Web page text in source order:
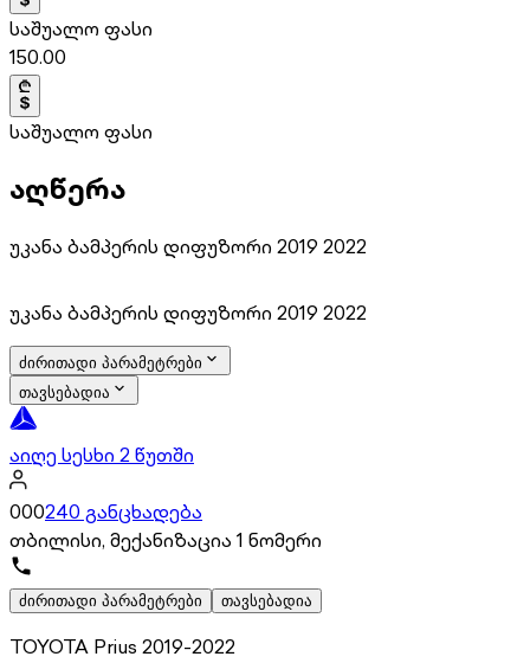
საშუალო ფასი
150.00
საშუალო ფასი
აღწერა
უკანა ბამპერის დიფუზორი 2019 2022
უკანა ბამპერის დიფუზორი 2019 2022
ძირითადი პარამეტრები
თავსებადია
აიღე სესხი 2 წუთში
000240 განცხადება
თბილისი, მექანიზაცია 1 ნომერი
ძირითადი პარამეტრები თავსებადია
TOYOTA Prius 2019-2022